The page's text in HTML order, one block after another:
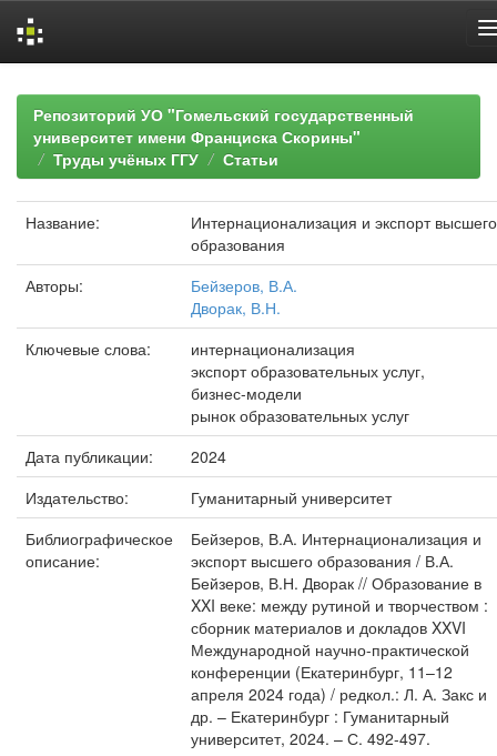
navigationРепозиторий УО "Гомельский государственный
университет имени Франциска Скорины"
Труды учёных ГГУ
Статьи
Название:
Интернационализация и экспорт высшего
образования
Авторы:
Бейзеров, В.А.
Дворак, В.Н.
Ключевые слова:
интернационализация
экспорт образовательных услуг,
бизнес-модели
рынок образовательных услуг
Дата публикации:
2024
Издательство:
Гуманитарный университет
Библиографическое
описание:
Бейзеров, В.А. Интернационализация и
экспорт высшего образования / В.А.
Бейзеров, В.Н. Дворак // Образование в
XXI веке: между рутиной и творчеством :
сборник материалов и докладов XXVI
Международной научно-практической
конференции (Екатеринбург, 11–12
апреля 2024 года) / редкол.: Л. А. Закс и
др. – Екатеринбург : Гуманитарный
университет, 2024. – С. 492-497.